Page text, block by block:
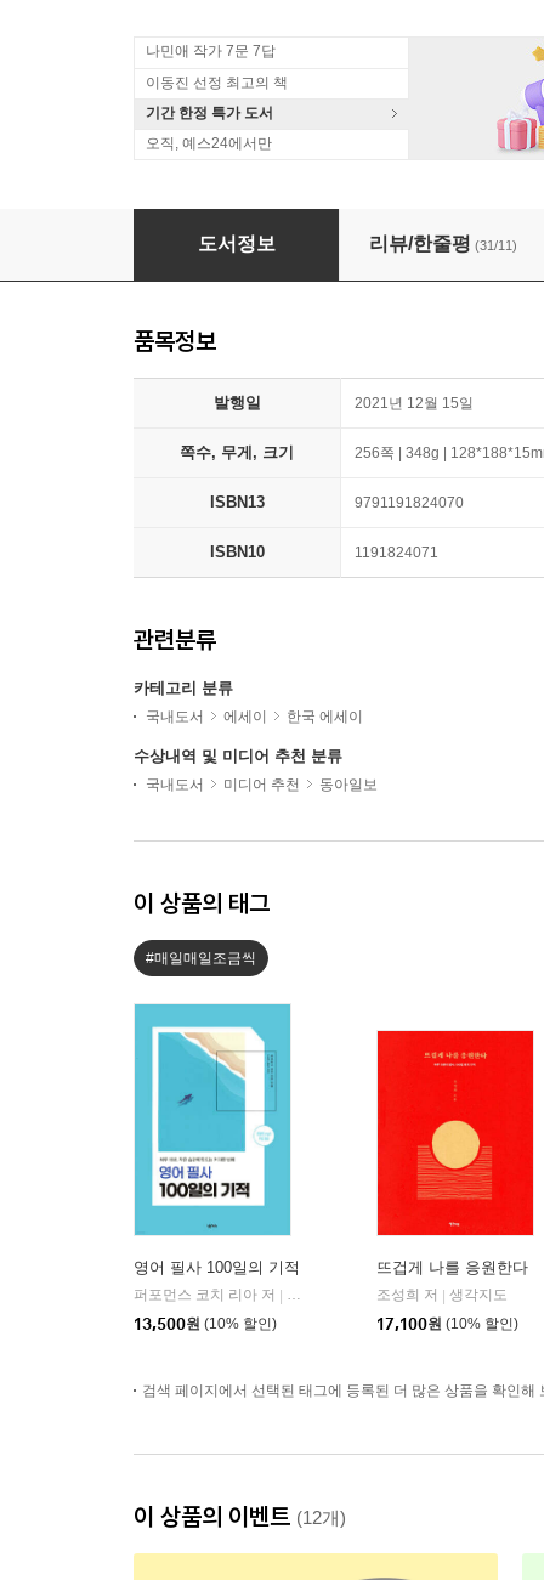
나민애 작가 7문 7답
이동진 선정 최고의 책
기간 한정 특가 도서
오직, 예스24에서만
오늘 딱 하루만 잘 살아 볼까?
도서정보 리뷰/한줄평 (31/11)
품목정보
발행일 2021년 12월 15일
쪽수, 무게, 크기 256쪽 | 348g |
ISBN13 9791191824070
ISBN10 1191824071
관련분류
카테고리 분류
국내도서 에세이 한국 에세이
수상내역 및 미디어 추천 분류
국내도서 미디어 추천 동아일보
이 상품의 태그
#매일매일조금씩
영어 필사 100일의 기적
퍼포먼스 코치 리아 저
넥서스
13,500원 (10% 할인)
뜨겁게 나를 응원한다
조성희 저
생각지도
17,100원 (10% 할인)
검색 페이지에서 선택된 태그에 등록된 더 많은 상품을 확인해
이 상품의 이벤트 (12개)